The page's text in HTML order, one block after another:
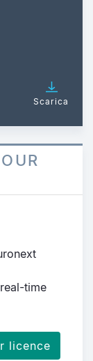
Scarica
time
licence